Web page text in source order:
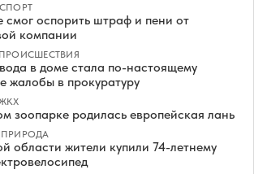
СПОРТ
смог оспорить штраф и пени от
компании
ПРОИСШЕСТВИЯ
в доме стала по-настоящему
жалобы в прокуратуру
зоопарке родилась европейская лань
ПРИРОДА
области жители купили 74-летнему